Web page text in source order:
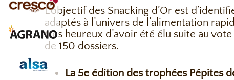
L’objectif des Snacking d’Or est
adaptés à l’univers de l’alimentation
très heureux d’avoir été élu suite au
de 150 dossiers.
La 5e édition des trophées Pépites